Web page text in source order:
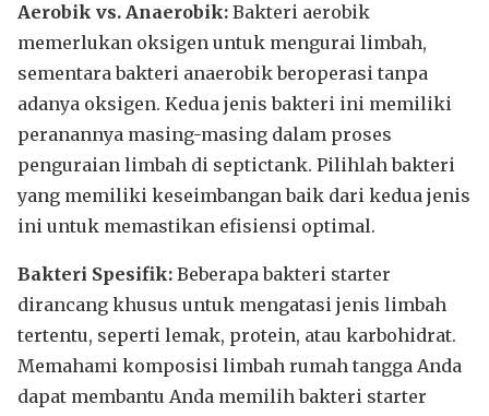
Aerobik vs. Anaerobik: Bakteri aerobik
memerlukan oksigen untuk mengurai limbah,
sementara bakteri anaerobik beroperasi tanpa
adanya oksigen. Kedua jenis bakteri ini memiliki
peranannya masing-masing dalam proses
penguraian limbah di septictank. Pilihlah bakteri
yang memiliki keseimbangan baik dari kedua jenis
ini untuk memastikan efisiensi optimal.
Bakteri Spesifik: Beberapa bakteri starter
dirancang khusus untuk mengatasi jenis limbah
tertentu, seperti lemak, protein, atau karbohidrat.
Memahami komposisi limbah rumah tangga Anda
dapat membantu Anda memilih bakteri starter